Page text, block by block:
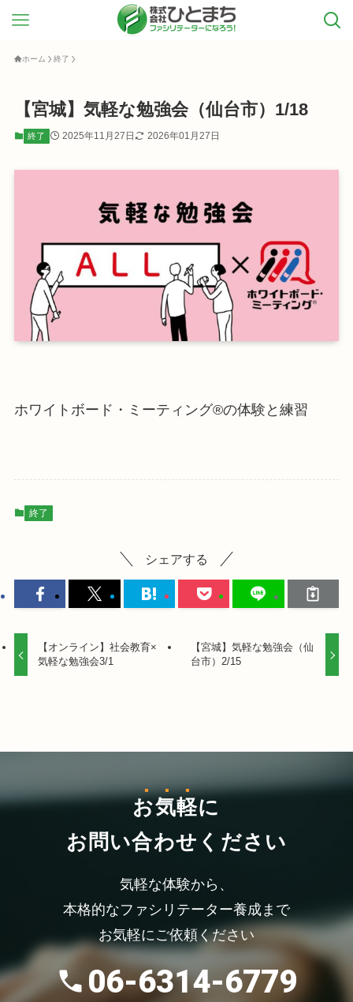
ホーム 終了
【宮城】気軽な勉強会（仙台市）1/18
終了 2025年11月27日 2026年01月27日
ホワイトボード・ミーティング®の体験と練習
終了
シェアする
【オンライン】社会教育×
気軽な勉強会3/1
【宮城】気軽な勉強会（仙
台市）2/15
お気軽に
お問い合わせください
気軽な体験から、
本格的なファシリテーター養成まで
お気軽にご依頼ください
06-6314-6779